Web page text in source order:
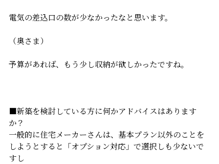
電気の差込口の数が少なかったなと思います。
（奥さま）
予算があれば、もう少し収納が欲しかったですね。
■新築を検討している方に何かアドバイスはあります
か？
一般的に住宅メーカーさんは、基本プラン以外のことを
しようとすると「オプション対応」で選択しも少ないで
すし